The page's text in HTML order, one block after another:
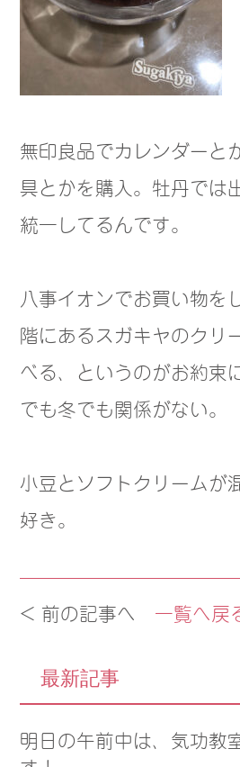
無印良品でカレンダーと
具とかを購入。牡丹では
統一してるんです。
八事イオンでお買い物を
階にあるスガキヤのクリ
べる、というのがお約束
でも冬でも関係がない。
小豆とソフトクリームが
好き。
< 前の記事へ 一覧へ戻
最新記事
明日の午前中は、気功教